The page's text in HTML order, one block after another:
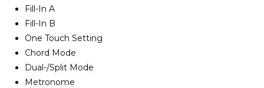
Fill-In A
Fill-In B
One Touch Setting
Chord Mode
Dual-/Split Mode
Metronome